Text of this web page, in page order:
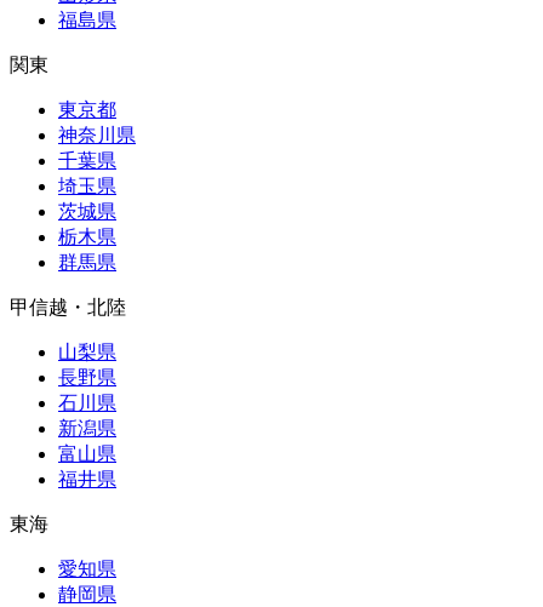
福島県
関東
東京都
神奈川県
千葉県
埼玉県
茨城県
栃木県
群馬県
甲信越・北陸
山梨県
長野県
石川県
新潟県
富山県
福井県
東海
愛知県
静岡県